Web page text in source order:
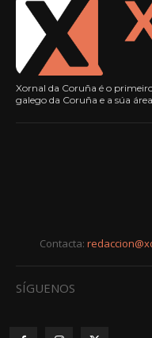
Xornal da Coruña é o
galego da Coruña e a súa
Contacta:
SÍGUENOS